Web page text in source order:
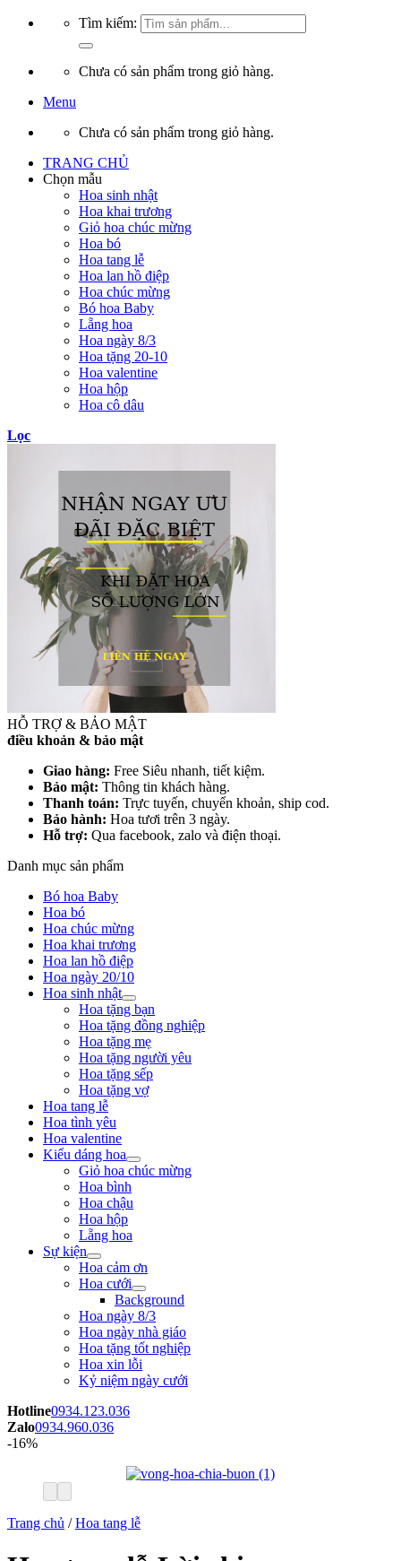
Tìm kiếm:
Chưa có sản phẩm trong giỏ hàng.
Menu
Chưa có sản phẩm trong giỏ hàng.
TRANG CHỦ
Chọn mẫu
Hoa sinh nhật
Hoa khai trương
Giỏ hoa chúc mừng
Hoa bó
Hoa tang lễ
Hoa lan hồ điệp
Hoa chúc mừng
Bó hoa Baby
Lẵng hoa
Hoa ngày 8/3
Hoa tặng 20-10
Hoa valentine
Hoa hộp
Hoa cô dâu
Lọc
HỖ TRỢ & BẢO MẬT
điều khoản & bảo mật
Giao hàng: Free Siêu nhanh, tiết kiệm.
Bảo mật: Thông tin khách hàng.
Thanh toán: Trực tuyến, chuyển khoản, ship cod.
Bảo hành: Hoa tươi trên 3 ngày.
Hỗ trợ: Qua facebook, zalo và điện thoại.
Danh mục sản phẩm
Bó hoa Baby
Hoa bó
Hoa chúc mừng
Hoa khai trương
Hoa lan hồ điệp
Hoa ngày 20/10
Hoa sinh nhật
Hoa tặng bạn
Hoa tặng đồng nghiệp
Hoa tặng mẹ
Hoa tặng người yêu
Hoa tặng sếp
Hoa tặng vợ
Hoa tang lễ
Hoa tình yêu
Hoa valentine
Kiểu dáng hoa
Giỏ hoa chúc mừng
Hoa bình
Hoa chậu
Hoa hộp
Lẵng hoa
Sự kiện
Hoa cảm ơn
Hoa cưới
Background
Hoa ngày 8/3
Hoa ngày nhà giáo
Hoa tặng tốt nghiệp
Hoa xin lỗi
Kỷ niệm ngày cưới
Hotline0934.123.036
Zalo0934.960.036
-16%
Trang chủ / Hoa tang lễ